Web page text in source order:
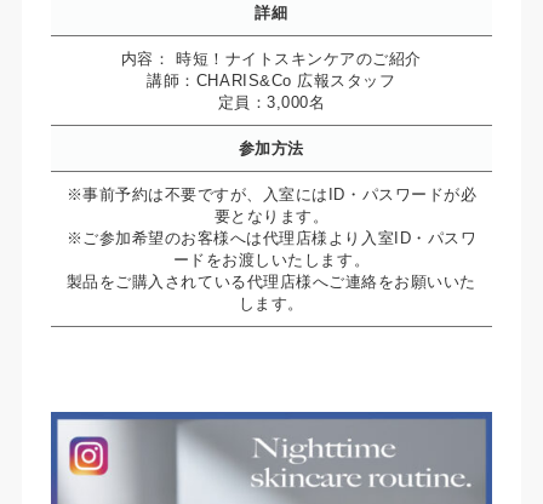
詳細
内容： 時短！ナイトスキンケアのご紹介
講師：CHARIS&Co 広報スタッフ
定員：3,000名
参加方法
※事前予約は不要ですが、入室にはID・パスワードが必
要となります。
※ご参加希望のお客様へは代理店様より入室ID・パスワ
ードをお渡しいたします。
製品をご購入されている代理店様へご連絡をお願いいた
します。